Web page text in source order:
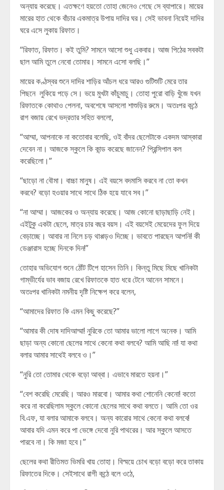
অন্যায় করেছে। এতক্ষণে হয়তো তোহা জেনেও গেছে সে ব্যাপারে। মায়ের
মারের হাত থেকে বাঁচার একমাত্র উপায় দাদির ঘর। সেই ভাবনা নিয়েই দাদির
ঘরে এসে লুকায় রিফাত।
“রিফাত, রিফাত। কই তুমি? সামনে আসো শুধু একবার। আজ পিঠের সবকটা
ছাল আমি তুলে নেবো তোমার। সামনে এসো বলছি।”
মায়ের কণ্ঠস্বর শুনে দাদির শাড়ির আঁচল ধরে আরও গুটিশুটি মেরে তার
পিছনে লুকিয়ে পড়ে সে। ভয়ে মুখটা কাঁচুমাচু। তোহা পুরো বাড়ি খুঁজে যখন
রিফাতকে কোথাও পেলনা, অবশেষে আসলো শাশুড়ির রুমে। অতঃপর কন্ঠে
রাগ বজায় রেখে ভদ্রতার সহিত বললো,
“আম্মা, আপনাকে না কতোবার বলেছি, ওই বাঁদর ছেলেটাকে একদম আস্কারা
দেবেন না। আজকে স্কুলে কি কান্ড করেছে জানেন? প্রিন্সিপাল কল
করেছিলো।”
“ছাড়ো না বৌমা। বাচ্চা মানুষ। এই বয়সে বদমাসি করবে না তো কখন
করবে? বড়ো হওয়ার সাথে সাথে ঠিক হয়ে যাবে সব।”
“না আম্মা। আজকের ও অন্যায় করেছে। আজ কোনো ছাড়াছাড়ি নেই।
এইটুকু একটা ছেলে, মাত্র চার বছর বয়স। এই বয়সেই মেয়েদের ফুল দিয়ে
বেড়াচ্ছে। আবার না নিলে চড় থাপ্পড়ও দিচ্ছে। ভাবতে পারছেন আপনি! কী
ডেঞ্জারাস হচ্ছে দিনকে দিন!”
তোহার অভিযোগ শুনে ঠোঁট টিপে হাসেন তিনি। কিন্তু মিছে মিছে খানিকটা
গাম্ভীর্যের ভাব বজায় রেখে রিফাতকে হাত ধরে টেনে আনেন সামনে।
অতঃপর খানিকটা নমনীয় দৃষ্টি নিক্ষেপ করে বলেন,
“আমাদের রিফাত কি এমন কিছু করেছে?”
“আমার কী দোষ দাদিআম্মা! নুরিকে তো আমার ভালো লাগে অনেক। আমি
ছাড়া অন্য কোনো ছেলের সাথে কেনো কথা বলবে? আমি আছি না! যা কথা
বলার আমার সাথেই বলবে ও।”
“নুরি তো তোমার থেকে বড়ো আব্বা। এভাবে মারতে হয়না।”
“বেশ করেছি মেরেছি। আরও মারবো। আমার কথা শোনেনি কেনো! কতো
করে না করেছিলাম স্কুলে কোনো ছেলের সাথে কথা বলতে। আমি তো ওর
বি.এফ, যা বলার আমাকে বলবে। অন্য কারোর সাথে কেনো কথা বলবে!
আবার যদি এমন করে পা ভেঙ্গে দেবো নুরি পাথরের। আর স্কুলে আসতে
পারবে না। কি মজা হবে।”
ছেলের কথা রীতিমত ভিমরি খায় তোহা। বিস্ময়ে চোখ বড়ো বড়ো করে তাকায়
রিফাতের দিকে। সেইসাথে রাগী কন্ঠে বলে ওঠে,